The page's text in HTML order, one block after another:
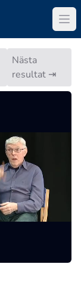
Nästa
resultat ⇥